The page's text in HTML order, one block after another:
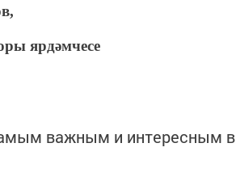
ярдәмчесе
важным и интересным в